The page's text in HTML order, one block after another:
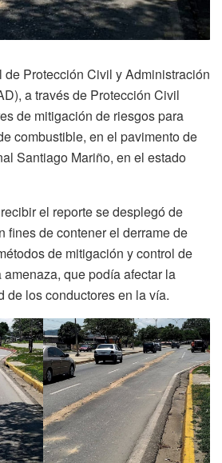
Protección Civil y Administración
a través de Protección Civil
de mitigación de riesgos para
combustible, en el pavimento de
Santiago Mariño, en el estado
el reporte se desplegó de
fines de contener el derrame de
de mitigación y control de
que podía afectar la
de los conductores en la vía.